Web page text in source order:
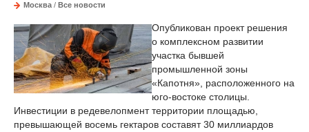
Москва / Все новости
Опубликован проект решения
о комплексном развитии
участка бывшей
промышленной зоны
«Капотня», расположенного на
юго-востоке столицы.
Инвестиции в редевелопмент территории площадью,
превышающей восемь гектаров составят 30 миллиардов